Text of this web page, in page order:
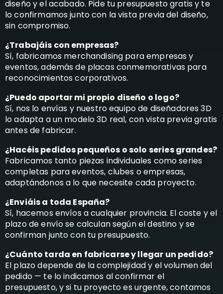
diseño y el acabado. Pide tu presupuesto gratis y te
lo confirmamos junto con la vista previa del diseño,
sin compromiso.
¿Trabajáis con empresas?
Sí, fabricamos merchandising para empresas y
eventos, además de placas conmemorativas para
reconocimientos corporativos.
¿Puedo aportar mi propio diseño o logo?
Sí, nos lo envías y nuestro equipo de diseñadores 3D
lo adapta a un modelo 3D real, con vista previa gratis
antes de fabricar.
¿Hacéis pedidos pequeños o solo series grandes?
Fabricamos tanto piezas individuales como series
completas para eventos, clubes o empresas,
adaptándonos a lo que necesite cada proyecto.
¿Enviáis a toda España?
Sí, hacemos envíos a cualquier provincia. El coste y el
plazo de envío se calculan según el destino y se
confirman junto con tu presupuesto.
¿Cuánto tarda en fabricarse y llegar un pedido?
El plazo depende de la complejidad y el volumen del
pedido — te lo indicamos al confirmar el
presupuesto, y si tu proyecto es urgente, contamos